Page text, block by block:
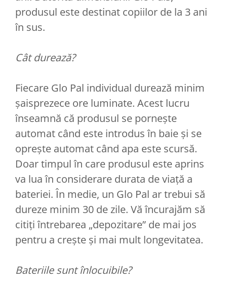
produsul este destinat copiilor de la 3 ani
în sus.
Cât durează?
Fiecare Glo Pal individual durează minim
șaisprezece ore luminate. Acest lucru
înseamnă că produsul se pornește
automat când este introdus în baie și se
oprește automat când apa este scursă.
Doar timpul în care produsul este aprins
va lua în considerare durata de viață a
bateriei. În medie, un Glo Pal ar trebui să
dureze minim 30 de zile. Vă încurajăm să
citiți întrebarea „depozitare” de mai jos
pentru a crește și mai mult longevitatea.
Bateriile sunt înlocuibile?